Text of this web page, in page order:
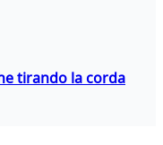
tirando la corda